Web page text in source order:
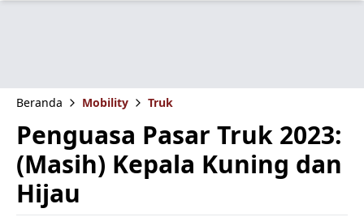
Beranda Mobility Truk
Penguasa Pasar Truk 2023:
(Masih) Kepala Kuning dan
Hijau